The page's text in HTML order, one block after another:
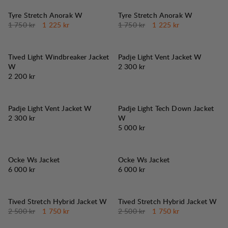
REA :
Tyre Stretch Anorak W
Originalpris:
1 750 kr Reapris:
1 225 kr
REA :
Tyre Stretch Anorak W
Originalpris:
1 750 kr Reapris:
1 225 kr
Tived Light Windbreaker Jacket
W
Pris:
2 200 kr
Padje Light Vent Jacket W
Pris:
2 300 kr
Padje Light Vent Jacket W
Pris:
2 300 kr
Padje Light Tech Down Jacket
W
Pris:
5 000 kr
Ocke Ws Jacket
Pris:
6 000 kr
Ocke Ws Jacket
Pris:
6 000 kr
REA :
Tived Stretch Hybrid Jacket W
Originalpris:
2 500 kr Reapris:
1 750 kr
REA :
Tived Stretch Hybrid Jacket W
Originalpris:
2 500 kr Reapris:
1 750 kr